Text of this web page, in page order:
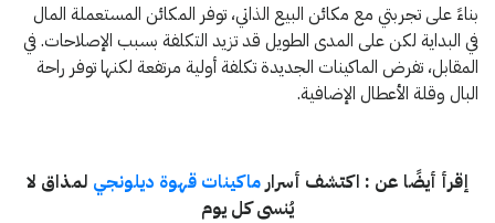
بناءً على تجربتي مع مكائن البيع الذاتي، توفر المكائن المستعملة المال
في البداية لكن على المدى الطويل قد تزيد التكلفة بسبب الإصلاحات. في
المقابل، تفرض الماكينات الجديدة تكلفة أولية مرتفعة لكنها توفر راحة
البال وقلة الأعطال الإضافية.
إقرأ أيضًا عن : اكتشف أسرارماكينات قهوة ديلونجي لمذاق لا
يُنسى كل يوم